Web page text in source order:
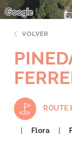
VOLVER
ROUTE
Flora